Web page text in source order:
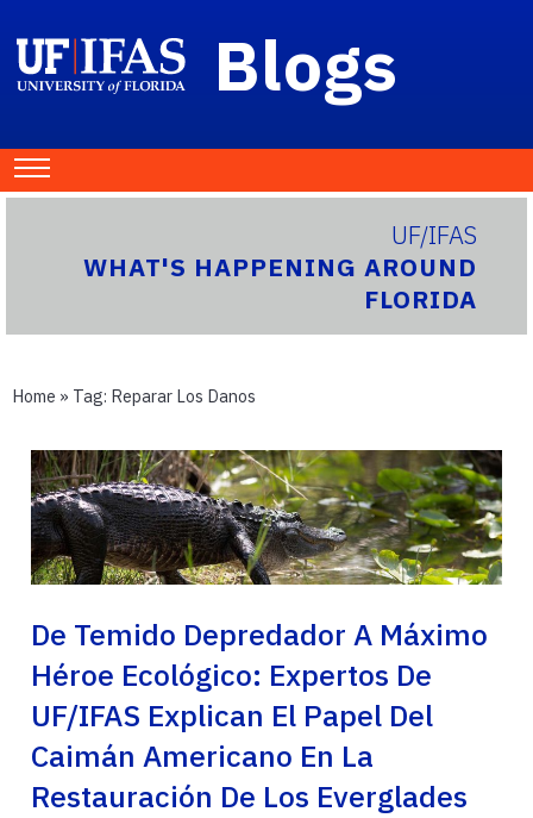
Blogs
UF/IFAS
WHAT'S HAPPENING AROUND
FLORIDA
Home » Tag: Reparar Los Danos
De Temido Depredador A Máximo
Héroe Ecológico: Expertos De
UF/IFAS Explican El Papel Del
Caimán Americano En La
Restauración De Los Everglades